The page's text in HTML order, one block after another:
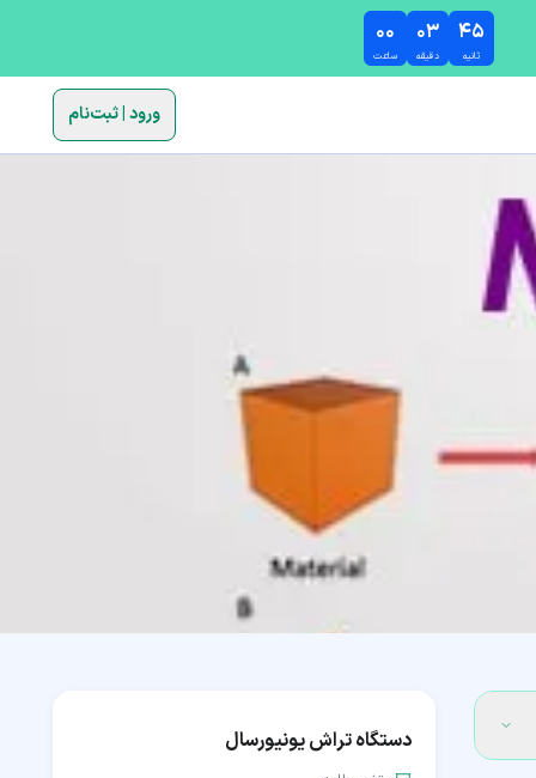
۰۰
ساعت
۰۳
دقیقه
۴۴
ثانیه
ورود | ثبت‌نام
دستگاه تراش یونیورسال